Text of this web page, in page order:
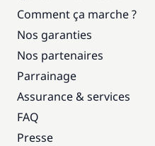
Comment ça marche ?
Nos garanties
Nos partenaires
Parrainage
Assurance & services
FAQ
Presse